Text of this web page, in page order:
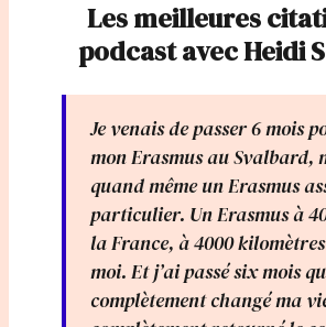
Les meilleures
podcast avec Heidi
Je venais de passer 6 mois
mon Erasmus au Svalbard,
quand même un Erasmus
particulier. Un Erasmus à
la France, à 4000
moi. Et j’ai passé six mois
complètement changé ma